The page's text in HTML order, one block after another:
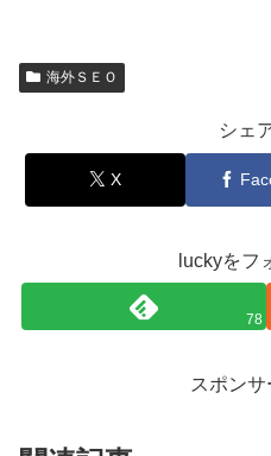
海外ＳＥＯ
シェ
X
luckyをフ
78
スポンサ